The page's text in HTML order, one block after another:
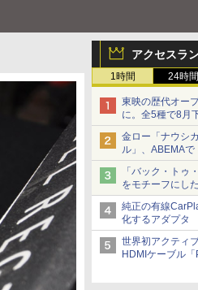
アクセスラ
1時間 24時間
東映の歴代オー
に。全5種で8月
金ロー「ナウシ
ル」、ABEMA
など。夏の特番
「バック・トゥ
をモチーフにし
純正の有線
化するアダプタ
世界初アクティ
HDMIケーブル